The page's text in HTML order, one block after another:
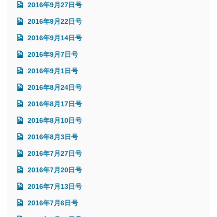
2016年9月27日号
2016年9月22日号
2016年9月14日号
2016年9月7日号
2016年9月1日号
2016年8月24日号
2016年8月17日号
2016年8月10日号
2016年8月3日号
2016年7月27日号
2016年7月20日号
2016年7月13日号
2016年7月6日号